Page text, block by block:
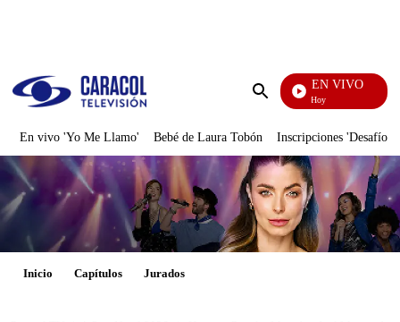
Enviar
EN VIVO
La Finca De Hoy
En vivo 'Yo Me Llamo' Bebé de Laura Tobón Inscripciones 'Desafío'
Inicio Capítulos Jurados